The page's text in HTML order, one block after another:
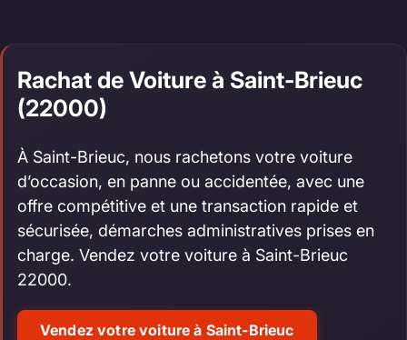
Rachat de Voiture à Saint-Brieuc
(22000)
À Saint-Brieuc, nous rachetons votre voiture
d’occasion, en panne ou accidentée, avec une
offre compétitive et une transaction rapide et
sécurisée, démarches administratives prises en
charge. Vendez votre voiture à Saint-Brieuc
22000.
Vendez votre voiture à Saint-Brieuc